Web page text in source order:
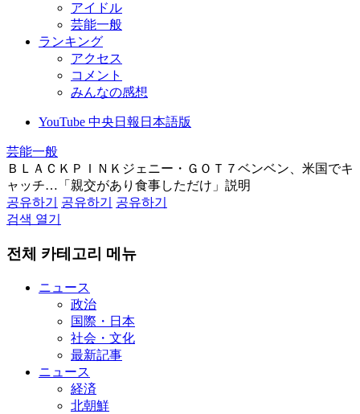
アイドル
芸能一般
ランキング
アクセス
コメント
みんなの感想
YouTube 中央日報日本語版
芸能一般
ＢＬＡＣＫＰＩＮＫジェニー・ＧＯＴ７ベンベン、米国でキ
ャッチ…「親交があり食事しただけ」説明
공유하기
공유하기
공유하기
검색 열기
전체 카테고리 메뉴
ニュース
政治
国際・日本
社会・文化
最新記事
ニュース
経済
北朝鮮